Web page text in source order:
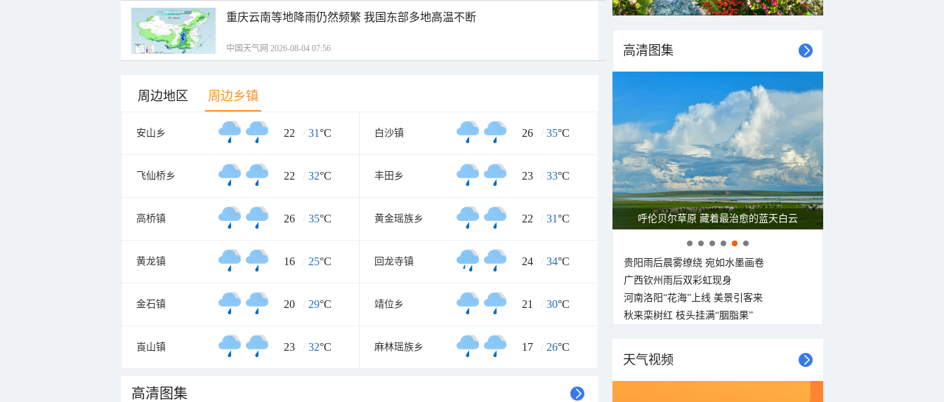
重庆云南等地降雨仍然频繁 我国东部多地高温不断
中国天气网 2026-08-04 07:56
周边地区 周边乡镇
安山乡 22 / 31°C 白沙镇 26 / 35°C
飞仙桥乡 22 / 32°C 丰田乡 23 / 33°C
高桥镇 26 / 35°C 黄金瑶族乡 22 / 31°C
黄龙镇 16 / 25°C 回龙寺镇 24 / 34°C
金石镇 20 / 29°C 靖位乡 21 / 30°C
崀山镇 23 / 32°C 麻林瑶族乡 17 / 26°C
高清图集
高清图集
一组图感受水中消暑快乐瞬间
贵阳雨后晨雾缭绕 宛如水墨画卷
广西钦州雨后双彩虹现身
河南洛阳“花海”上线 美景引客来
秋来栾树红 枝头挂满“胭脂果”
天气视频